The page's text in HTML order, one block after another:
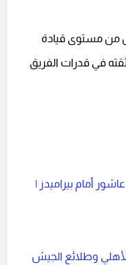
من مستوى قيادة
في قدرات الفريق
أمام بيراميدز |
وطلائع الجيش